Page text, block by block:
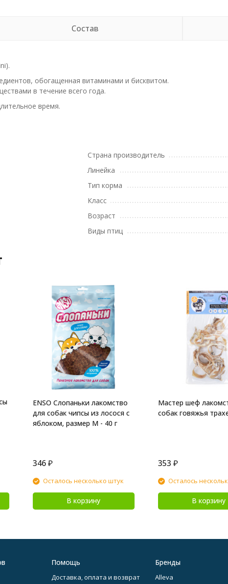
Состав
обогащенная витаминами и бисквитом.
в течение всего года.
время.
Страна производитель
Линейка
Тип корма
Класс
Возраст
Виды птиц
ENSO Слопаньки лакомство
для собак чипсы из лосося с
яблоком, размер M - 40 г
346₽
Осталось несколько штук
В корзину
Мастер шеф
собак говяжья
353 ₽
Осталось
В корзину
Помощь
Доставка, оплата и возврат
Бренды
Alleva